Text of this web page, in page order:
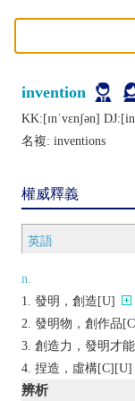
invention
KK:[ɪnˈvɛnʃǝn]
名複: inventions
權威釋義
英語
n.
發明，創造[U]
發明物，創作品
創造力，發明才
捏造，虛構[C][U]
辨析